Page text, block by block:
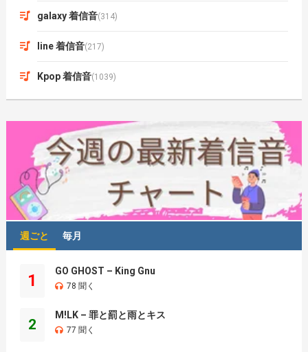
galaxy 着信音(314)
line 着信音(217)
Kpop 着信音(1039)
週ごと 毎月
1
GO GHOST – King Gnu
78 聞く
2
M!LK – 罪と罰と雨とキス
77 聞く